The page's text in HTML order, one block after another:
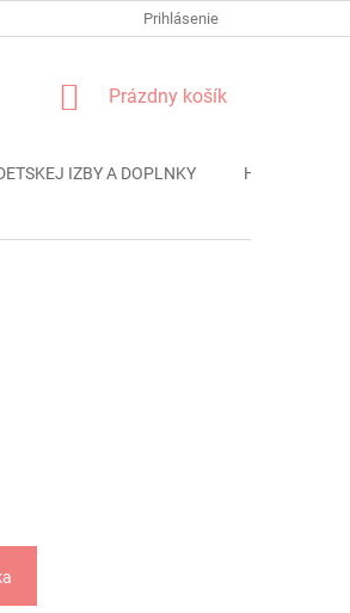
PODMIENKY OCHRANY OSOBNÝCH
Prihlásenie
NÁKUPNÝ
Prázdny košík
IZBY A DOPLNKY HRAČKY